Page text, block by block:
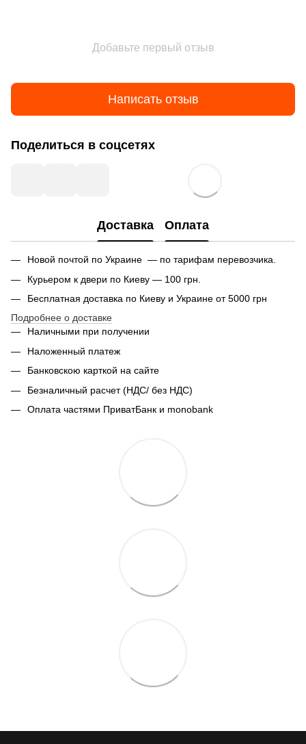
Добавьте первый отзыв
Написать отзыв
Поделиться в соцсетях
Доставка Оплата
Новой почтой по Украине — по тарифам перевозчика.
Курьером к двери по Киеву — 100 грн.
Бесплатная доставка по Киеву и Украине от 5000 грн
Подробнее о доставке
Наличными при получении
Наложенный платеж
Банковскою карткой на сайте
Безналичный расчет (НДС/ без НДС)
Оплата частями ПриватБанк и monobank